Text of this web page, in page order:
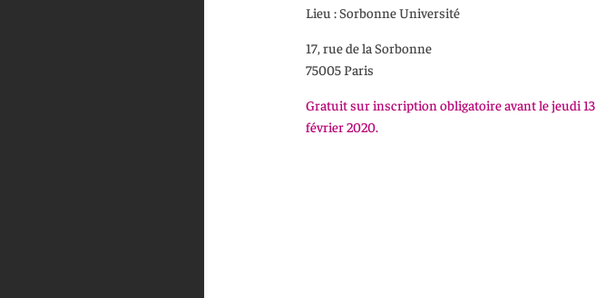
Lieu : Sorbonne Université
17, rue de la Sorbonne
75005 Paris
Gratuit sur inscription obligatoire avant le jeudi 13
février 2020.